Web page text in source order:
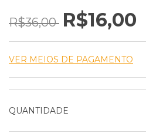
R$36,00 R$16,00
VER MEIOS DE PAGAMENTO
QUANTIDADE